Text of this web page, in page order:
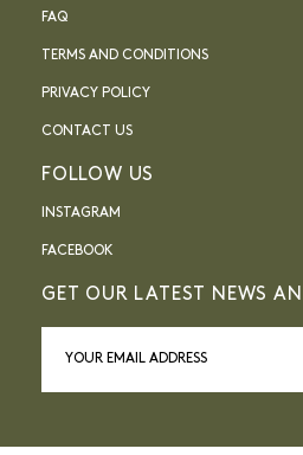
FAQ
TERMS AND CONDITIONS
PRIVACY POLICY
CONTACT US
FOLLOW US
INSTAGRAM
FACEBOOK
GET OUR LATEST NEWS